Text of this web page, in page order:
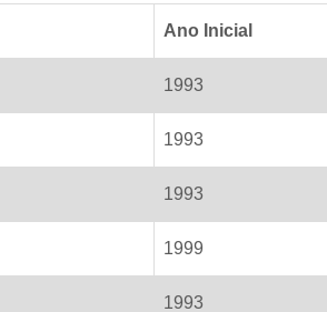
Ano Inicial
1993
1993
1993
1999
1993